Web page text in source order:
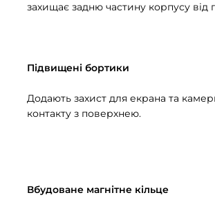
захищає задню частину корпусу від
Підвищені бортики
Додають захист для екрана та
контакту з поверхнею.
Вбудоване магнітне кільце